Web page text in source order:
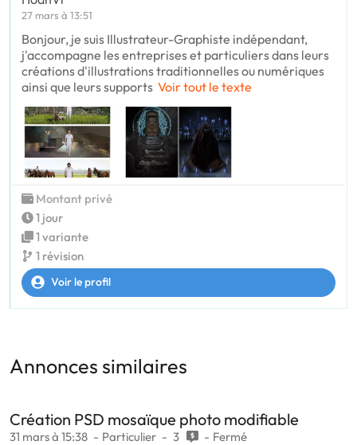
27 mars à 13:51
Bonjour, je suis Illustrateur-Graphiste indépendant,
j'accompagne les entreprises et particuliers dans leurs
créations d'illustrations traditionnelles ou numériques
ainsi que leurs supports Voir tout le texte
Montant privé
1 jour
1 variante
1 révision
Voir le profil
Annonces similaires
Création PSD mosaïque photo modifiable
31 mars à 15:38 Particulier 3 Fermé